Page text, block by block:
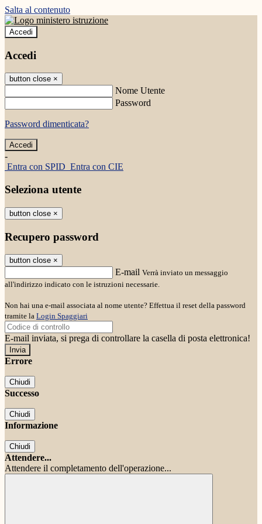
Salta al contenuto
Accedi
Accedi
button close ×
Nome Utente
Password
Password dimenticata?
-
Entra con SPID Entra con CIE
Seleziona utente
button close ×
Recupero password
button close ×
E-mail Verrà inviato un messaggio
all'indirizzo indicato con le istruzioni necessarie.
Non hai una e-mail associata al nome utente? Effettua il reset della password
tramite la Login Spaggiari
E-mail inviata, si prega di controllare la casella di posta elettronica!
Errore
Chiudi
Successo
Chiudi
Informazione
Chiudi
Attendere...
Attendere il completamento dell'operazione...